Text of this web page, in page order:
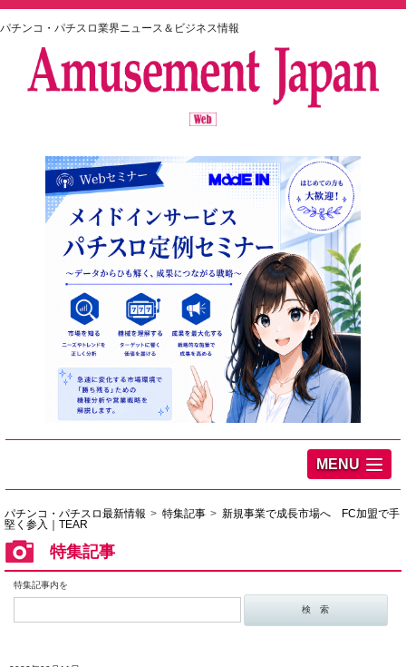
パチンコ・パチスロ業界ニュース＆ビジネス情報
MENU
パチンコ・パチスロ最新情報 特集記事
新規事業で成長市場へ FC加盟で手
堅く参入｜TEAR
特集記事
特集記事内を